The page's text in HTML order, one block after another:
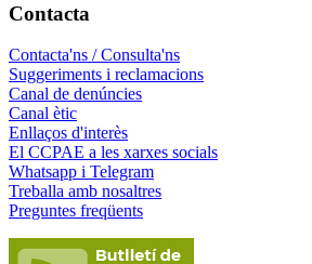
Contacta
Contacta'ns / Consulta'ns
Suggeriments i reclamacions
Canal de denúncies
Canal ètic
Enllaços d'interès
El CCPAE a les xarxes socials
Whatsapp i Telegram
Treballa amb nosaltres
Preguntes freqüents